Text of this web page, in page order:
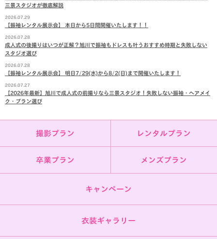
三景スタジオが徹底解説
2026.07.29
【振袖レンタル展示会】 本日から5日間開催いたします！！
2026.07.28
成人式の後撮りはいつが正解？旭川で振袖もドレスも叶うおすすめ時期と失敗しない
スタジオ選び
2026.07.28
【振袖レンタル展示会】 明日7/29(水)から8/2(日)まで開催いたします！
2026.07.27
【2026年最新】旭川で成人式の前撮りなら三景スタジオ！失敗しない振袖・ヘアメイ
ク・プラン選び
撮影プラン レンタルプラン
卒業プラン メンズプラン
キャンペーン
衣装ギャラリー